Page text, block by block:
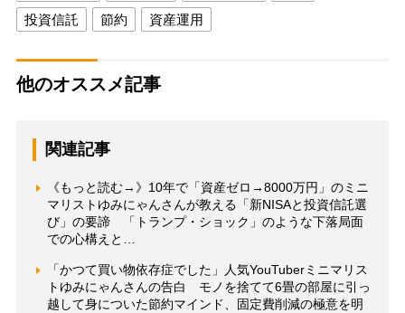
投資信託
節約 資産運用
他のオススメ記事
関連記事
《もっと読む→》10年で「資産ゼロ→8000万円」のミニ
マリストゆみにゃんさんが教える「新NISAと投資信託選
び」の要諦 「トランプ・ショック」のような下落局面
での心構えと…
「かつて買い物依存症でした」人気YouTuberミニマリス
トゆみにゃんさんの告白 モノを捨てて6畳の部屋に引っ
越して身についた節約マインド、固定費削減の極意を明